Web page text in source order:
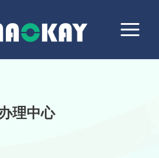
Menu
办理中心